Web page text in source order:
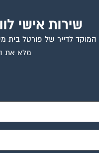
שירות אישי
המוקד לדייר של פורטל בית
מלא את